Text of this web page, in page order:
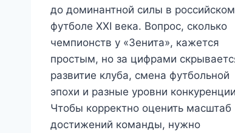
до доминантной силы в российском
футболе XXI века. Вопрос, сколько
чемпионств у «Зенита», кажется
простым, но за цифрами
развитие клуба, смена футбольной
эпохи и разные уровни
Чтобы корректно оценить масштаб
достижений команды, нужно